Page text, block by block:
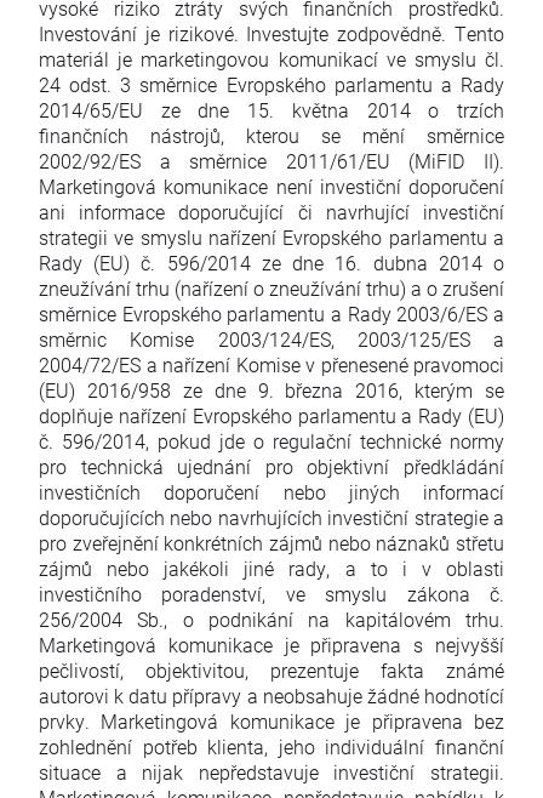
vysoké riziko ztráty svých finančních prostředků.
Investování je rizikové. Investujte zodpovědně. Tento
materiál je marketingovou komunikací ve smyslu čl.
24 odst. 3 směrnice Evropského parlamentu a Rady
2014/65/EU ze dne 15. května 2014 o trzích
finančních nástrojů, kterou se mění směrnice
2002/92/ES a směrnice 2011/61/EU (MiFID II).
Marketingová komunikace není investiční doporučení
ani informace doporučující či navrhující investiční
strategii ve smyslu nařízení Evropského parlamentu a
Rady (EU) č. 596/2014 ze dne 16. dubna 2014 o
zneužívání trhu (nařízení o zneužívání trhu) a o zrušení
směrnice Evropského parlamentu a Rady 2003/6/ES a
směrnic Komise 2003/124/ES, 2003/125/ES a
2004/72/ES a nařízení Komise v přenesené pravomoci
(EU) 2016/958 ze dne 9. března 2016, kterým se
doplňuje nařízení Evropského parlamentu a Rady (EU)
č. 596/2014, pokud jde o regulační technické normy
pro technická ujednání pro objektivní předkládání
investičních doporučení nebo jiných informací
doporučujících nebo navrhujících investiční strategie a
pro zveřejnění konkrétních zájmů nebo náznaků střetu
zájmů nebo jakékoli jiné rady, a to i v oblasti
investičního poradenství, ve smyslu zákona č.
256/2004 Sb., o podnikání na kapitálovém trhu.
Marketingová komunikace je připravena s nejvyšší
pečlivostí, objektivitou, prezentuje fakta známé
autorovi k datu přípravy a neobsahuje žádné hodnotící
prvky. Marketingová komunikace je připravena bez
zohlednění potřeb klienta, jeho individuální finanční
situace a nijak nepředstavuje investiční strategii.